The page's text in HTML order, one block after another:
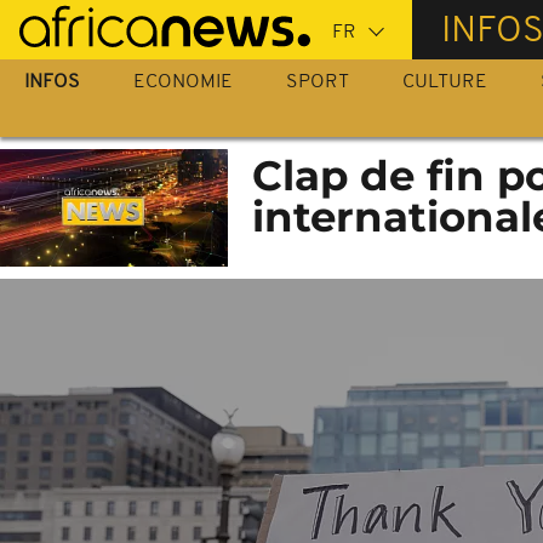
Passer
au
contenu
INFOS
INFOS ECONOMIE SPORT CULTURE
Clap de fin